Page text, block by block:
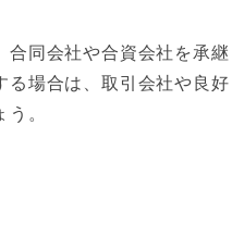
合同会社や合資会社を承継
る場合は、取引会社や良好
。